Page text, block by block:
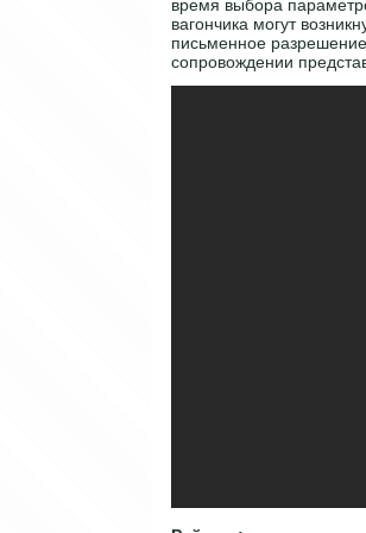
время выбора
вагончика могут
письменное
сопровождении